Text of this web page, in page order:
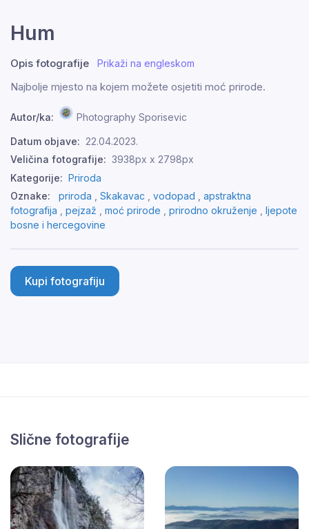
Hum
Opis fotografije Prikaži na engleskom
Najbolje mjesto na kojem možete osjetiti moć prirode.
Autor/ka: Photography Sporisevic
Datum objave: 22.04.2023.
Veličina fotografije: 3938px x 2798px
Kategorije: Priroda
Oznake:
priroda Skakavac vodopad
apstraktna
fotografija
pejzaž moć prirode prirodno okruženje
ljepote
bosne i hercegovine
Kupi fotografiju
Slične fotografije